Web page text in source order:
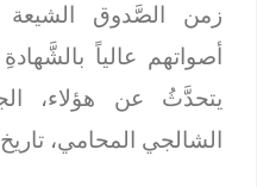
زمن الصَّدوق الشيعة
أصواتهم عالياً
يتحدَّثُ عن هؤلاء،
الشالجي المحامي، تاريخ الطبع